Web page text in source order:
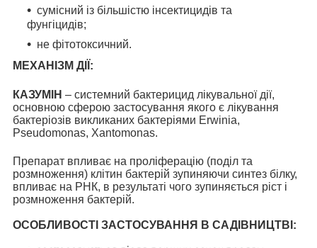
сумісний із більшістю інсектицидів та
фунгіцидів;
не фітотоксичний.
МЕХАНІЗМ ДІЇ:
КАЗУМІН – системний бактерицид лікувальної дії,
основною сферою застосування якого є лікування
бактеріозів викликаних бактеріями Erwinia,
Pseudomonas, Xantomonas.
Препарат впливає на проліферацію (поділ та
розмноження) клітин бактерій зупиняючи синтез білку,
впливає на РНК, в результаті чого зупиняється ріст і
розмноження бактерій.
ОСОБЛИВОСТІ ЗАСТОСУВАННЯ В САДІВНИЦТВІ: